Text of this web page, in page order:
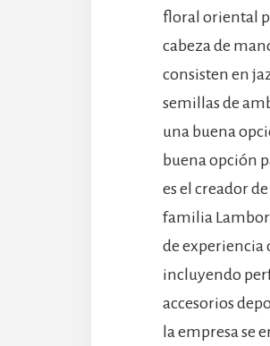
floral oriental
cabeza de
consisten en
semillas de
una buena
buena opción
es el creador
familia
de experiencia
incluyendo
accesorios
la empresa se